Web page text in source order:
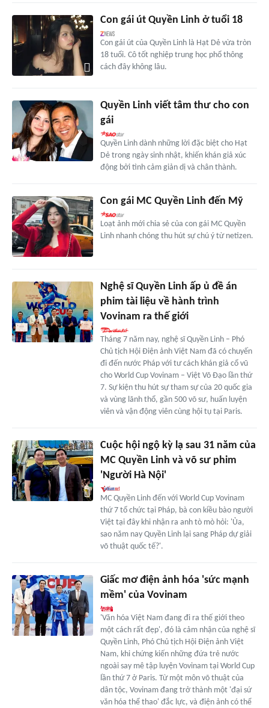
Con gái út Quyền Linh ở tuổi 18
Con gái út của Quyền Linh là Hạt Dẻ vừa tròn
18 tuổi. Cô tốt nghiệp trung học phổ thông
cách đây không lâu.
Quyền Linh viết tâm thư cho con
gái
Quyền Linh dành những lời đặc biệt cho Hạt
Dẻ trong ngày sinh nhật, khiến khán giả xúc
động bởi tình cảm giản dị và chân thành.
Con gái MC Quyền Linh đến Mỹ
Loạt ảnh mới chia sẻ của con gái MC Quyền
Linh nhanh chóng thu hút sự chú ý từ netizen.
Nghệ sĩ Quyền Linh ấp ủ đề án
phim tài liệu về hành trình
Vovinam ra thế giới
Tháng 7 năm nay, nghệ sĩ Quyền Linh – Phó
Chủ tịch Hội Điện ảnh Việt Nam đã có chuyến
đi đến nước Pháp với tư cách khán giả cổ vũ
cho World Cup Vovinam – Việt Võ Đạo lần thứ
7. Sự kiện thu hút sự tham sự của 20 quốc gia
và vùng lãnh thổ, gần 500 võ sư, huấn luyện
viên và vận động viên cùng hội tụ tại Paris.
Cuộc hội ngộ kỳ lạ sau 31 năm của
MC Quyền Linh và võ sư phim
'Người Hà Nội'
MC Quyền Linh đến với World Cup Vovinam
thứ 7 tổ chức tại Pháp, bà con kiều bào người
Việt tại đây khi nhận ra anh tò mò hỏi: 'Ủa,
sao năm nay Quyền Linh lại sang Pháp dự giải
võ thuật quốc tế?'.
Giấc mơ điện ảnh hóa 'sức mạnh
mềm' của Vovinam
'Văn hóa Việt Nam đang đi ra thế giới theo
một cách rất đẹp', đó là cảm nhận của nghệ sĩ
Quyền Linh, Phó Chủ tịch Hội Điện ảnh Việt
Nam, khi chứng kiến những đứa trẻ nước
ngoài say mê tập luyện Vovinam tại World Cup
lần thứ 7 ở Paris. Từ một môn võ thuật của
dân tộc, Vovinam đang trở thành một 'đại sứ
văn hóa thể thao' đắc lực, và điện ảnh có thể